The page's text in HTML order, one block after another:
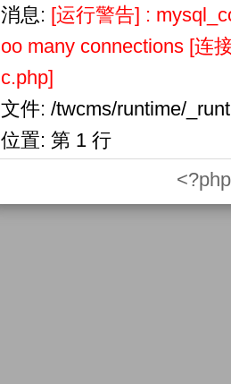
消息: [运行警告] :
oo many connections [连
c.php]
文件: /twcms/runtime/
位置: 第 1 行